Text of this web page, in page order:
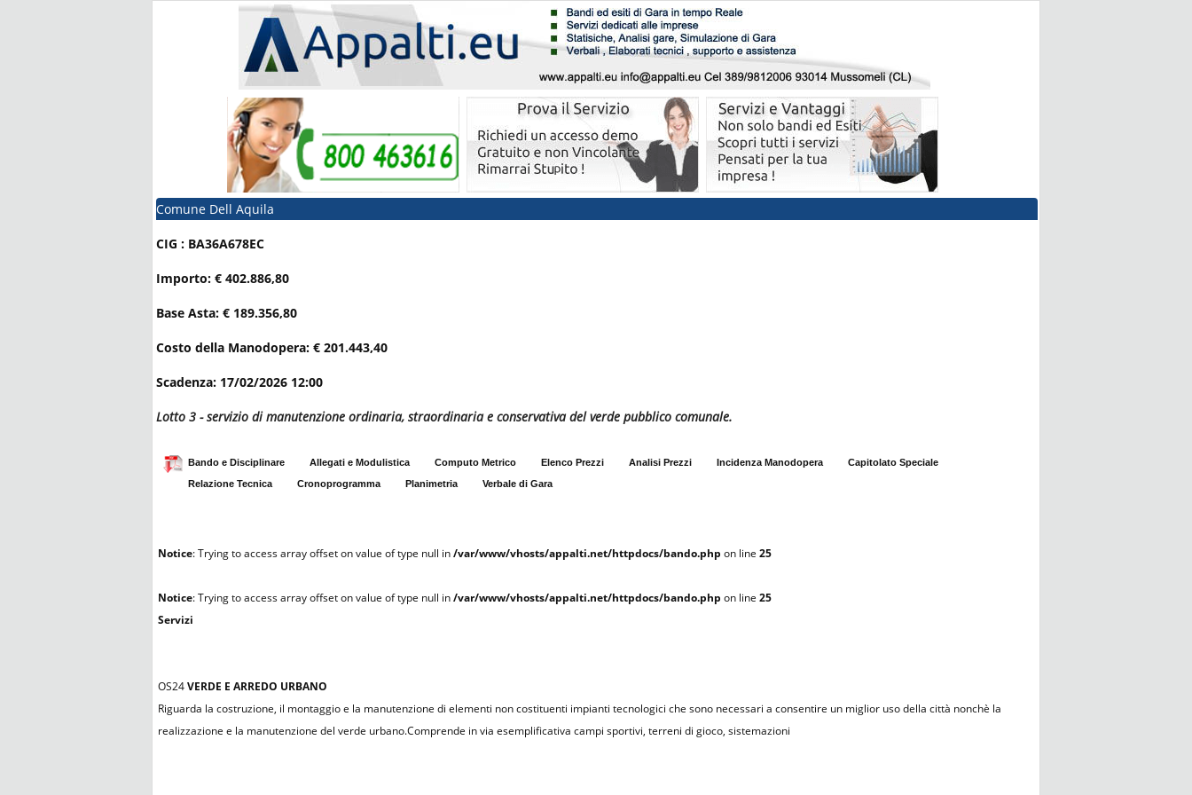
Comune Dell Aquila
CIG : BA36A678EC
Importo: € 402.886,80
Base Asta: € 189.356,80
Costo della Manodopera: € 201.443,40
Scadenza: 17/02/2026 12:00
Lotto 3 - servizio di manutenzione ordinaria, straordinaria e conservativa del verde pubblico comunale.
Bando e Disciplinare Allegati e Modulistica Computo Metrico Elenco Prezzi Analisi Prezzi Incidenza Manodopera
Capitolato Speciale
Relazione Tecnica
Cronoprogramma Planimetria Verbale di Gara
Notice: Trying to access array offset on value of type null in/var/www/vhosts/appalti.net/httpdocs/bando.php on line 25
Notice: Trying to access array offset on value of type null in/var/www/vhosts/appalti.net/httpdocs/bando.php on line 25
Servizi
OS24VERDE E ARREDO URBANO
Riguarda la costruzione, il montaggio e la manutenzione di elementi non costituenti impianti tecnologici che sono necessari a consentire un miglior uso della città nonchè la
realizzazione e la manutenzione del verde urbano.Comprende in via esemplificativa campi sportivi, terreni di gioco, sistemazioni